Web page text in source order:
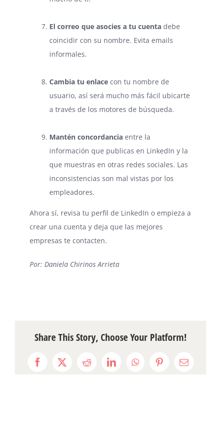
El correo que asocies a tu cuenta debe
coincidir con su nombre. Evita emails
informales.
Cambia tu enlace con tu nombre de
usuario, así será mucho más fácil ubicarte
a través de los motores de búsqueda.
Mantén concordancia entre la
información que publicas en LinkedIn y la
que muestras en otras redes sociales. Las
inconsistencias son mal vistas por los
empleadores.
Ahora sí, revisa tu perfil de LinkedIn o empieza a
crear una cuenta y deja que las mejores
empresas te contacten.
Por: Daniela Chirinos Arrieta
Share This Story, Choose Your Platform!
Facebook
X RedditLinkedInWhatsAppPinterestEmail